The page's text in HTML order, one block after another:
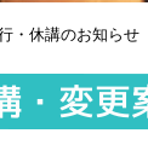
・休講のお知らせ
・変更